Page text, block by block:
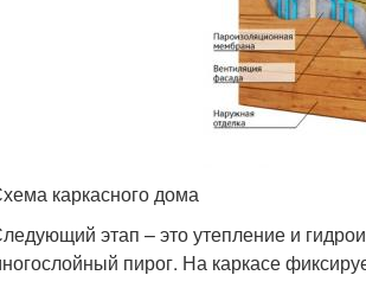
каркасного дома
этап – это утепление и
пирог. На каркасе